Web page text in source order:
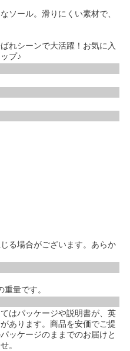
ソール。滑りにくい素材で、
れシーンで大活躍！お気に入
プ♪
る場合がございます。あらか
量です。
はパッケージや説明書が、英
あります。商品を安価でご提
ッケージのままでのお届けと
。